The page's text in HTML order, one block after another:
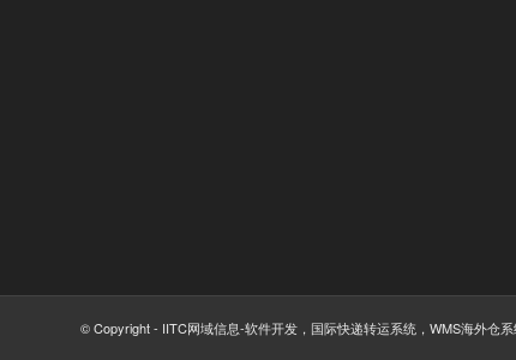
© Copyright - IITC网域信息-软件开发，国际快递转运系统，WMS海外仓